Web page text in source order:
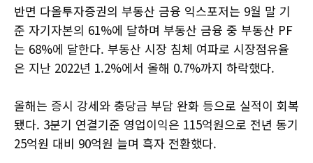
반면 다올투자증권의 부동산 금융 익스포저는 9월 말 기
준 자기자본의 61%에 달하며 부동산 금융 중 부동산 PF
는 68%에 달한다. 부동산 시장 침체 여파로 시장점유율
은 지난 2022년 1.2%에서 올해 0.7%까지 하락했다.
올해는 증시 강세와 충당금 부담 완화 등으로 실적이 회복
됐다. 3분기 연결기준 영업이익은 115억원으로 전년 동기
25억원 대비 90억원 늘며 흑자 전환했다.